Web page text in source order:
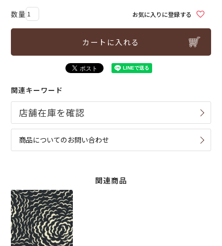
お気に入りに登録する
カートに入れる
関連キーワード
商品についてのお問い合わせ
関連商品